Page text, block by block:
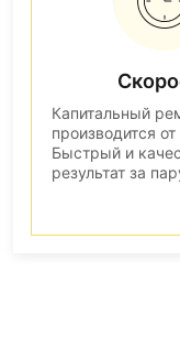
Капитальный
производится
Быстрый и
результат за